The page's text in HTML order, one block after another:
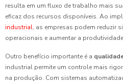
resulta em um fluxo de trabalho mais
eficaz dos recursos disponíveis. Ao
industrial, as empresas podem reduzir
operacionais e aumentar a
Outro benefício importante é a
industrial permite um controle mais
na produção. Com sistemas